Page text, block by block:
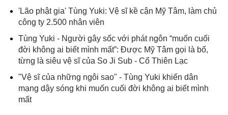
'Lão phật gia' Tùng Yuki: Vệ sĩ kề cận Mỹ Tâm, làm chủ
công ty 2.500 nhân viên
Tùng Yuki - Người gây sốc với phát ngôn “muốn cuối
đời không ai biết mình mất”: Được Mỹ Tâm gọi là bố,
từng là siêu vệ sĩ của So Ji Sub - Cổ Thiên Lạc
"Vệ sĩ của những ngôi sao" - Tùng Yuki khiến dân
mạng dậy sóng khi muốn cuối đời không ai biết mình
mất